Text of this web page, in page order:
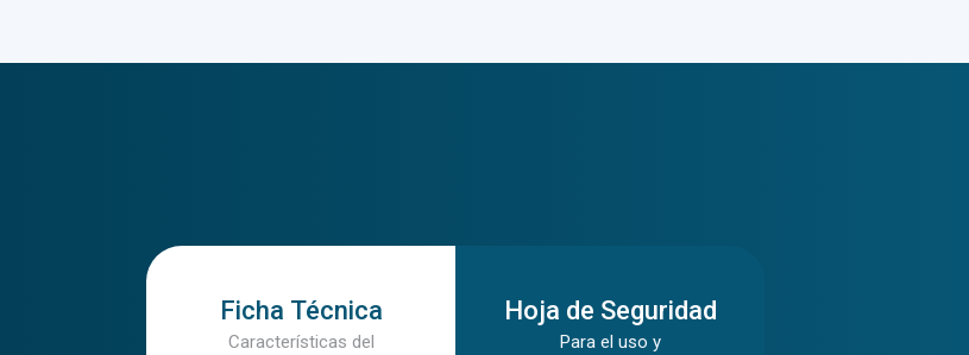
Ficha Técnica
Características del
Hoja de Seguridad
Para el uso y